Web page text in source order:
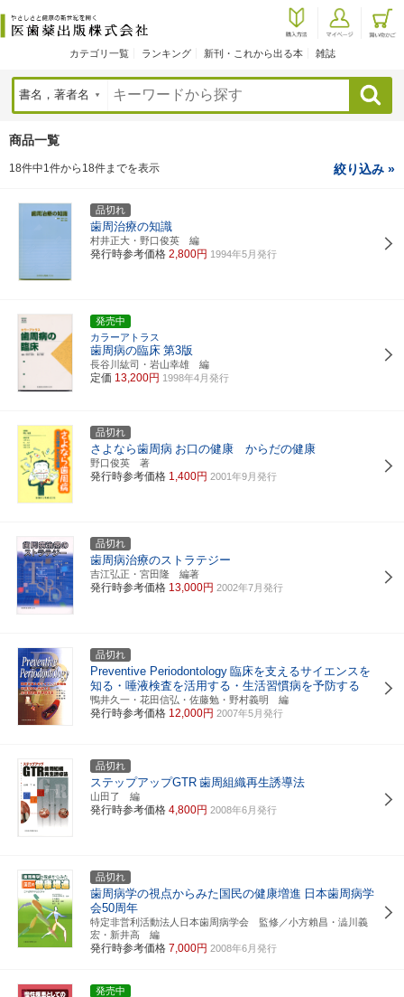
カテゴリ一覧 ランキング 新刊・これから出る本 雑誌
検索
商品一覧
18件中1件から18件までを表示 絞り込み »
品切れ
歯周治療の知識
村井正大・野口俊英 編
発行時参考価格 2,800円 1994年5月発行
発売中
カラーアトラス
歯周病の臨床 第3版
長谷川紘司・岩山幸雄 編
定価 13,200円 1998年4月発行
品切れ
さよなら歯周病 お口の健康 からだの健康
野口俊英 著
発行時参考価格 1,400円 2001年9月発行
品切れ
歯周病治療のストラテジー
吉江弘正・宮田隆 編著
発行時参考価格 13,000円 2002年7月発行
品切れ
Preventive Periodontology 臨床を支えるサイエンスを
知る・唾液検査を活用する・生活習慣病を予防する
鴨井久一・花田信弘・佐藤勉・野村義明 編
発行時参考価格 12,000円 2007年5月発行
品切れ
ステップアップGTR 歯周組織再生誘導法
山田了 編
発行時参考価格 4,800円 2008年6月発行
品切れ
歯周病学の視点からみた国民の健康増進 日本歯周病学
会50周年
特定非営利活動法人日本歯周病学会 監修／小方賴昌・澁川義
宏・新井高 編
発行時参考価格 7,000円 2008年6月発行
発売中